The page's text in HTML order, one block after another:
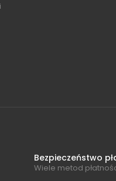
Bezpieczeństwo
Wiele metod